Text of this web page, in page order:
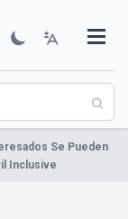
Se Pueden
Inclusive